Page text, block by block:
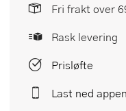
Fri frakt over
Rask levering
Prisløfte
Last ned